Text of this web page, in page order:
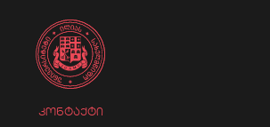
ᲙᲝᲜᲢᲐᲥᲢᲘ